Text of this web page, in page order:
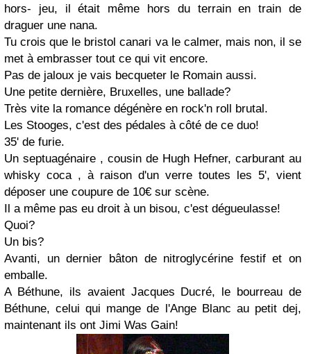
hors- jeu, il était même hors du terrain en train de
draguer une nana.
Tu crois que le bristol canari va le calmer, mais non, il se
met à embrasser tout ce qui vit encore.
Pas de jaloux je vais becqueter le Romain aussi.
Une petite dernière, Bruxelles, une ballade?
Très vite la romance dégénère en rock'n roll brutal.
Les Stooges, c'est des pédales à côté de ce duo!
35' de furie.
Un septuagénaire , cousin de Hugh Hefner, carburant au
whisky coca , à raison d'un verre toutes les 5', vient
déposer une coupure de 10€ sur scène.
Il a même pas eu droit à un bisou, c'est dégueulasse!
Quoi?
Un bis?
Avanti, un dernier bâton de nitroglycérine festif et on
emballe.
A Béthune, ils avaient Jacques Ducré, le bourreau de
Béthune, celui qui mange de l'Ange Blanc au petit dej,
maintenant ils ont Jimi Was Gain!